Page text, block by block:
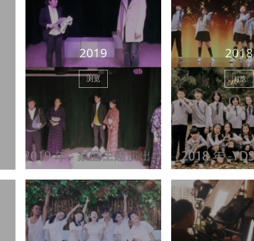
2019
浏览
2018
浏览